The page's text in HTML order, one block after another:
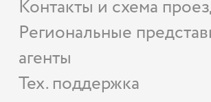
Контакты и схема
Региональные
агенты
Тех. поддержка